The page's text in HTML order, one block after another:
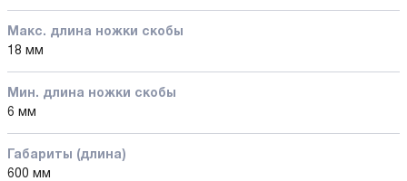
Макс. длина ножки скобы
18 мм
Мин. длина ножки скобы
6 мм
Габариты (длина)
600 мм